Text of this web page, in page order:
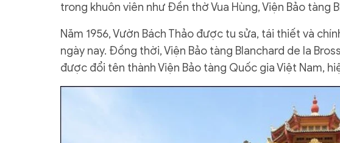
trong khuôn viên như Đền thờ Vua Hùng, Viện Bảo tàng
Năm 1956, Vườn Bách Thảo được tu sửa, tái thiết và
ngày nay. Đồng thời, Viện Bảo tàng Blanchard de la
được đổi tên thành Viện Bảo tàng Quốc gia Việt Nam,